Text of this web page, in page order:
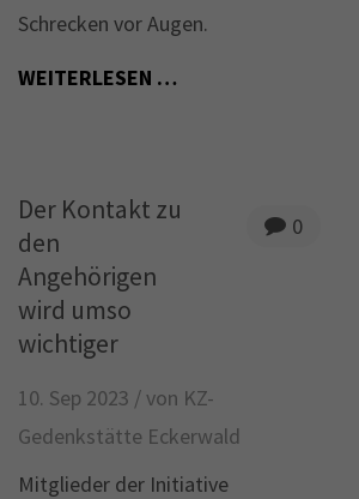
Schrecken vor Augen.
WEITERLESEN …
0
Der Kontakt zu
den
Angehörigen
wird umso
wichtiger
10. Sep 2023 /von KZ-
Gedenkstätte Eckerwald
Mitglieder der Initiative